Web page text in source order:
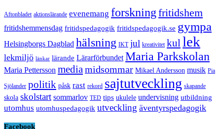
Aftonbladet aktionslärande evenemang forskning fritidshem
fritidshemmensdag fritidspedagogik fritidspedagogik.se gympa
Helsingborgs Dagblad hälsning IKT jul kreativitet kul lek
lekmiljö länkar lärande Lärarförbundet Maria Parkskolan
Maria Pettersson media midsommar Mikael Andersson musik Pia
Sjölander politik påsk rast rekord sajtutveckling skapande
skola skolstart sommarlov TED tips ukulele undervisning utbildning
utomhus utomhuspedagogik utveckling äventyrspedagogik
Facebook